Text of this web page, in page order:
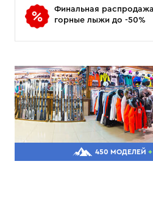
Финальная распродажа
горные лыжи до -50%
450 МОДЕЛЕЙ